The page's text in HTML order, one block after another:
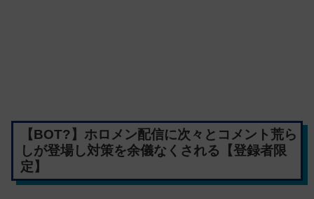
【BOT?】ホロメン配信に次々とコメント荒ら
しが登場し対策を余儀なくされる【登録者限
定】